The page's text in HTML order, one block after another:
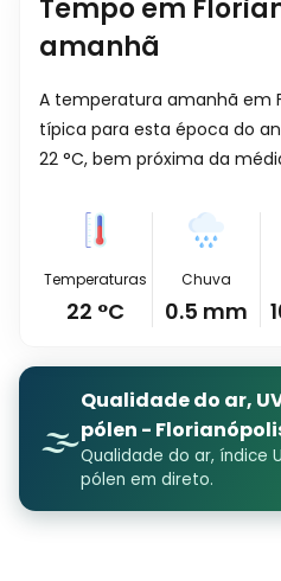
Tempo em
amanhã
A temperatura amanhã em
típica para esta época do
22 °C, bem próxima da
Temperaturas
22 °C
Chuva
0.5 mm
🌫️
Qualidade do ar,
pólen -
Qualidade do ar, índice
pólen em direto.